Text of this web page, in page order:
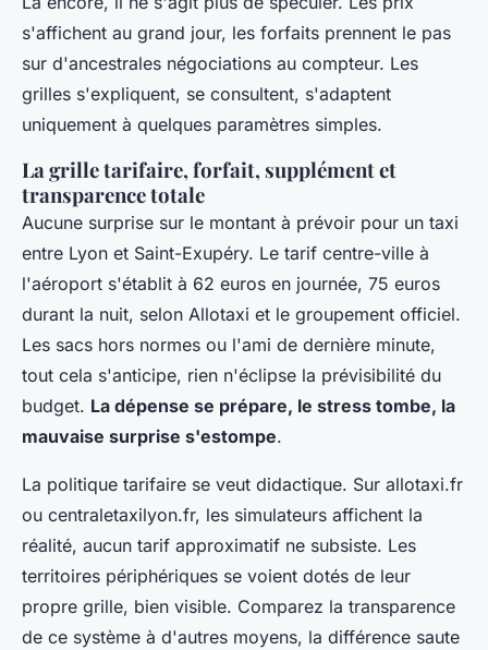
s'affichent au grand jour, les forfaits prennent le pas
sur d'ancestrales négociations au compteur. Les
grilles s'expliquent, se consultent, s'adaptent
uniquement à quelques paramètres simples.
La grille tarifaire, forfait, supplément et
transparence totale
Aucune surprise sur le montant à prévoir pour un taxi
entre Lyon et Saint-Exupéry. Le tarif centre-ville à
l'aéroport s'établit à 62 euros en journée, 75 euros
durant la nuit, selon Allotaxi et le groupement officiel.
Les sacs hors normes ou l'ami de dernière minute,
tout cela s'anticipe, rien n'éclipse la prévisibilité du
budget. La dépense se prépare, le stress tombe, la
mauvaise surprise s'estompe.
La politique tarifaire se veut didactique. Sur allotaxi.fr
ou centraletaxilyon.fr, les simulateurs affichent la
réalité, aucun tarif approximatif ne subsiste. Les
territoires périphériques se voient dotés de leur
propre grille, bien visible. Comparez la transparence
de ce système à d'autres moyens, la différence saute